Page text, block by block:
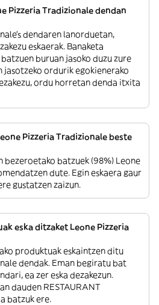
Pizzeria Tradizionale dendan
dendaren lanorduetan,
eskaerak. Banaketa
buruan jasoko duzu zure
jasotzeko ordurik egokienerako
ordu horretan denda itxita
Pizzeria Tradizionale beste
batzuek (98%) Leone
dute. Egin eskaera gaur
gustatzen zaizun.
eska ditzaket Leone Pizzeria
produktuak eskaintzen ditu
dendak. Eman begiratu bat
ea zer eska dezakezun.
dauden RESTAURANT
batzuk ere.